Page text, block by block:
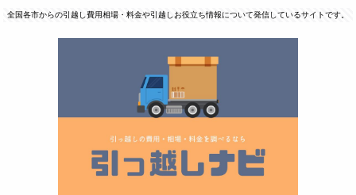
全国各市からの引越し費用相場・料金や引越しお役立ち情報について発信しているサイトです。